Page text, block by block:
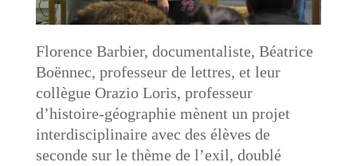
Florence Barbier, documentaliste, Béatrice
Boënnec, professeur de lettres, et leur
collègue Orazio Loris, professeur
d’histoire-géographie mènent un projet
interdisciplinaire avec des élèves de
seconde sur le thème de l’exil, doublé